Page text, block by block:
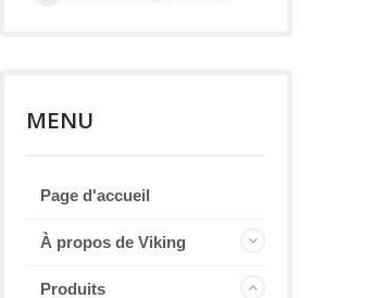
MENU
Page d'accueil
À propos de Viking
Produits